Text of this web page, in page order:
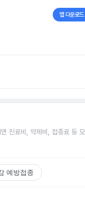
앱 다운로드
진료비, 약제비, 접종료 등
예방접종